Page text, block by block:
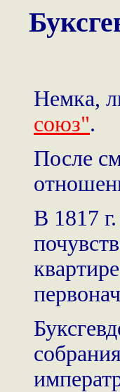
Немка,
союз".
После
В 1817